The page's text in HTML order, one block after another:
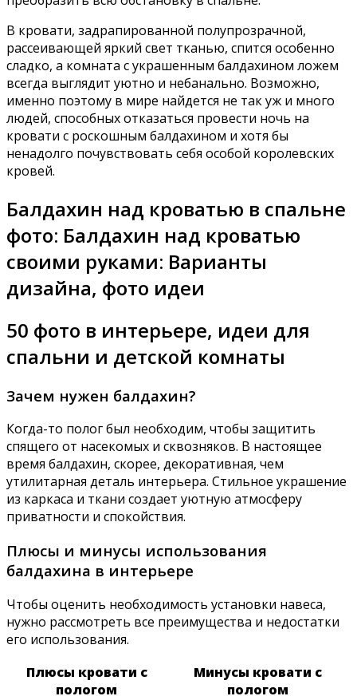
В кровати, задрапированной полупрозрачной,
рассеивающей яркий свет тканью, спится особенно
сладко, а комната с украшенным балдахином ложем
всегда выглядит уютно и небанально. Возможно,
именно поэтому в мире найдется не так уж и много
людей, способных отказаться провести ночь на
кровати с роскошным балдахином и хотя бы
ненадолго почувствовать себя особой королевских
кровей.
Балдахин над кроватью в спальне
фото: Балдахин над кроватью
своими руками: Варианты
дизайна, фото идеи
50 фото в интерьере, идеи для
спальни и детской комнаты
Зачем нужен балдахин?
Когда-то полог был необходим, чтобы защитить
спящего от насекомых и сквозняков. В настоящее
время балдахин, скорее, декоративная, чем
утилитарная деталь интерьера. Стильное украшение
из каркаса и ткани создает уютную атмосферу
приватности и спокойствия.
Плюсы и минусы использования
балдахина в интерьере
Чтобы оценить необходимость установки навеса,
нужно рассмотреть все преимущества и недостатки
его использования.
Плюсы кровати с
пологом
Минусы кровати с
пологом